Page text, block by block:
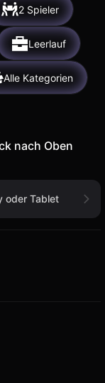
2 Spieler
Leerlauf
Alle Kategorien
nach Oben
oder Tablet